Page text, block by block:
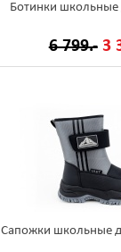
Ботинки школьные
6 799.- 3
Сапожки школьные